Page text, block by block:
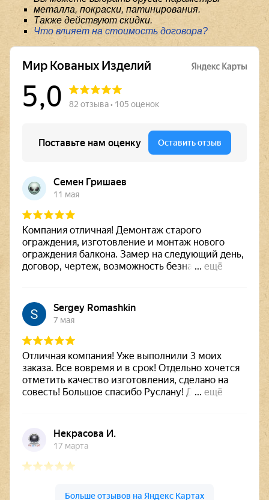
металла, покраски, патинирования.
Также действуют скидки.
Что влияет на стоимость договора?